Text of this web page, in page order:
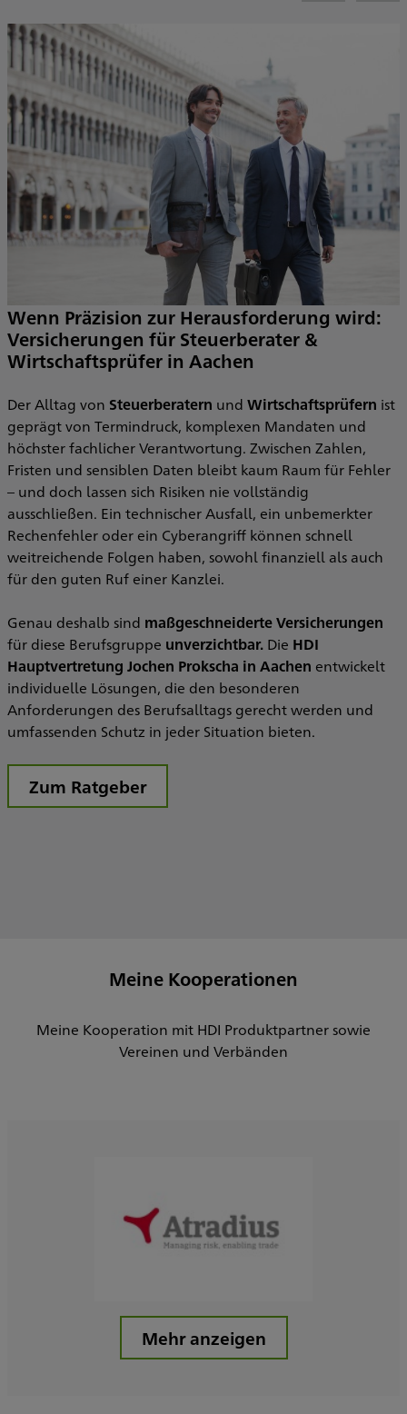
Wenn Präzision zur Herausforderung wird:
Versicherungen für Steuerberater &
Wirtschaftsprüfer in Aachen
Der Alltag von Steuerberatern und Wirtschaftsprüfern ist
geprägt von Termindruck, komplexen Mandaten und
höchster fachlicher Verantwortung. Zwischen Zahlen,
Fristen und sensiblen Daten bleibt kaum Raum für Fehler
– und doch lassen sich Risiken nie vollständig
ausschließen. Ein technischer Ausfall, ein unbemerkter
Rechenfehler oder ein Cyberangriff können schnell
weitreichende Folgen haben, sowohl finanziell als auch
für den guten Ruf einer Kanzlei.
Genau deshalb sind maßgeschneiderte Versicherungen
für diese Berufsgruppe unverzichtbar. Die HDI
Hauptvertretung Jochen Prokscha in Aachen entwickelt
individuelle Lösungen, die den besonderen
Anforderungen des Berufsalltags gerecht werden und
umfassenden Schutz in jeder Situation bieten.
Zum Ratgeber
Meine Kooperationen
Meine Kooperation mit HDI Produktpartner sowie
Vereinen und Verbänden
Mehr anzeigen